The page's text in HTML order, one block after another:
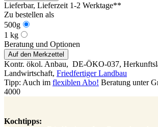
Lieferbar, Lieferzeit 1-2 Werktage**
Zu bestellen als
500g
1 kg
Beratung und Optionen
Auf den Merkzettel
Kontr. ökol. Anbau, DE-ÖKO-037,
Landwirtschaft, Friedfertiger Landbau
Tipp: Auch im flexiblen Abo! Beratung unter
4000
Kochtipps: